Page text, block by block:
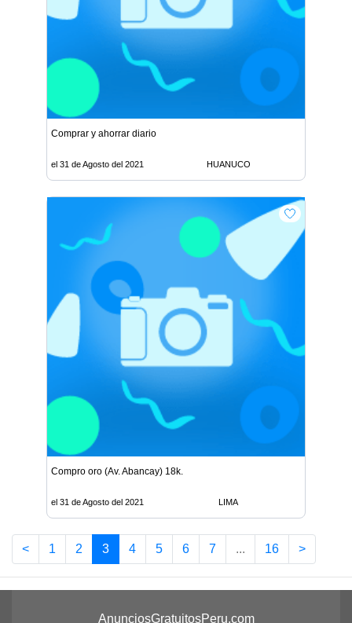
Comprar y ahorrar diario
el 31 de Agosto del 2021 HUANUCO
Compro oro (Av. Abancay) 18k.
el 31 de Agosto del 2021 LIMA
< 1 2 3 4 5 6 7 ... 16 >
AnunciosGratuitosPeru.com